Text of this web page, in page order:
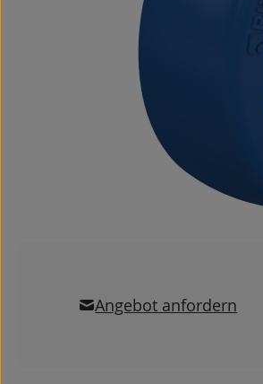
Angebot anfordern